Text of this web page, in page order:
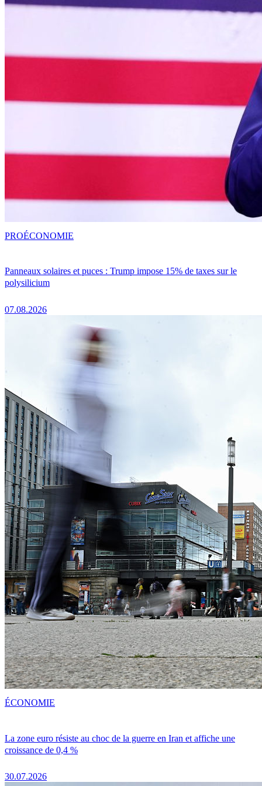
Panneaux solaires et puces : Trump impose 15% de taxes sur le
polysilicium
07.08.2026
PROÉCONOMIE
La zone euro résiste au choc de la guerre en Iran et affiche une
croissance de 0,4 %
30.07.2026
ÉCONOMIE